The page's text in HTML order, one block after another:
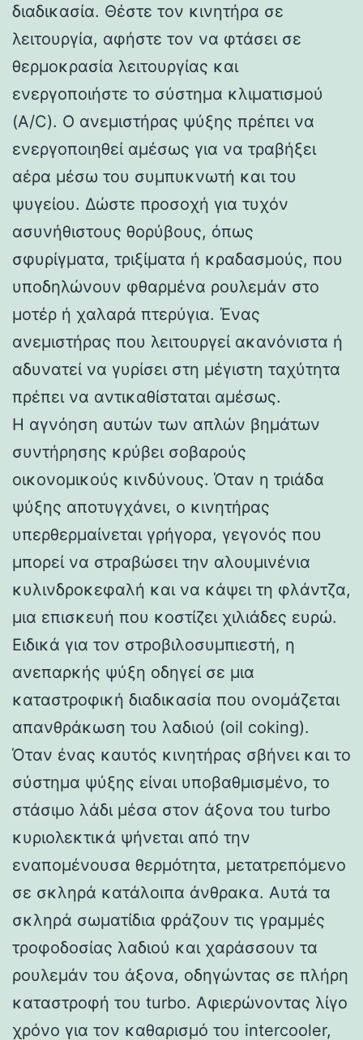
διαδικασία. Θέστε τον κινητήρα σε
λειτουργία, αφήστε τον να φτάσει σε
θερμοκρασία λειτουργίας και
ενεργοποιήστε το σύστημα κλιματισμού
(A/C). Ο ανεμιστήρας ψύξης πρέπει να
ενεργοποιηθεί αμέσως για να τραβήξει
αέρα μέσω του συμπυκνωτή και του
ψυγείου. Δώστε προσοχή για τυχόν
ασυνήθιστους θορύβους, όπως
σφυρίγματα, τριξίματα ή κραδασμούς, που
υποδηλώνουν φθαρμένα ρουλεμάν στο
μοτέρ ή χαλαρά πτερύγια. Ένας
ανεμιστήρας που λειτουργεί ακανόνιστα ή
αδυνατεί να γυρίσει στη μέγιστη ταχύτητα
πρέπει να αντικαθίσταται αμέσως.
Η αγνόηση αυτών των απλών βημάτων
συντήρησης κρύβει σοβαρούς
οικονομικούς κινδύνους. Όταν η τριάδα
ψύξης αποτυγχάνει, ο κινητήρας
υπερθερμαίνεται γρήγορα, γεγονός που
μπορεί να στραβώσει την αλουμινένια
κυλινδροκεφαλή και να κάψει τη φλάντζα,
μια επισκευή που κοστίζει χιλιάδες ευρώ.
Ειδικά για τον στροβιλοσυμπιεστή, η
ανεπαρκής ψύξη οδηγεί σε μια
καταστροφική διαδικασία που ονομάζεται
απανθράκωση του λαδιού (oil coking).
Όταν ένας καυτός κινητήρας σβήνει και το
σύστημα ψύξης είναι υποβαθμισμένο, το
στάσιμο λάδι μέσα στον άξονα του turbo
κυριολεκτικά ψήνεται από την
εναπομένουσα θερμότητα, μετατρεπόμενο
σε σκληρά κατάλοιπα άνθρακα. Αυτά τα
σκληρά σωματίδια φράζουν τις γραμμές
τροφοδοσίας λαδιού και χαράσσουν τα
ρουλεμάν του άξονα, οδηγώντας σε πλήρη
καταστροφή του turbo. Αφιερώνοντας λίγο
χρόνο για τον καθαρισμό του intercooler,